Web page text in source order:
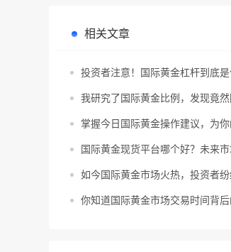
相关文章
投资者注意！国际黄金杠杆到底是
我研究了国际黄金比例，发现竟然
掌握今日国际黄金操作建议，为
国际黄金现货平台哪个好？未来市
如今国际黄金市场火热，投资者
你知道国际黄金市场交易时间背